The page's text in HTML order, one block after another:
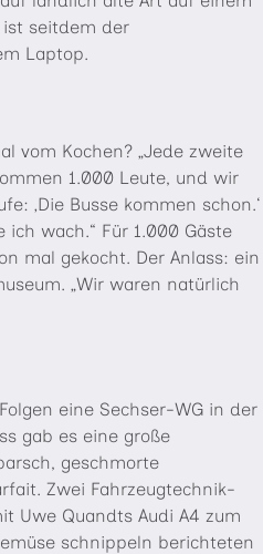
ist seitdem der
Laptop.
vom Kochen? „Jede zweite
1.000 Leute, und wir
‚Die Busse kommen schon.‘
ich wach.“ Für 1.000 Gäste
mal gekocht. Der Anlass: ein
„Wir waren natürlich
eine Sechser-WG in der
gab es eine große
geschmorte
Zwei Fahrzeugtechnik-
Uwe Quandts Audi A4 zum
schnippeln berichteten